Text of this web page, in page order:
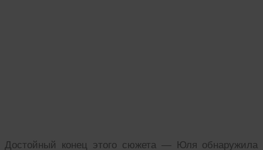
Достойный конец этого сюжета — Юля обнаружила